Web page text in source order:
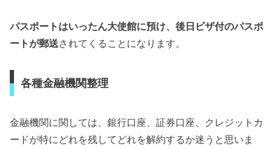
パスポートはいったん大使館に預け、後日ビザ付のパスポ
ートが郵送されてくることになります。
各種金融機関整理
金融機関に関しては、銀行口座、証券口座、クレジットカ
ードが特にどれを残してどれを解約するか迷うと思いま